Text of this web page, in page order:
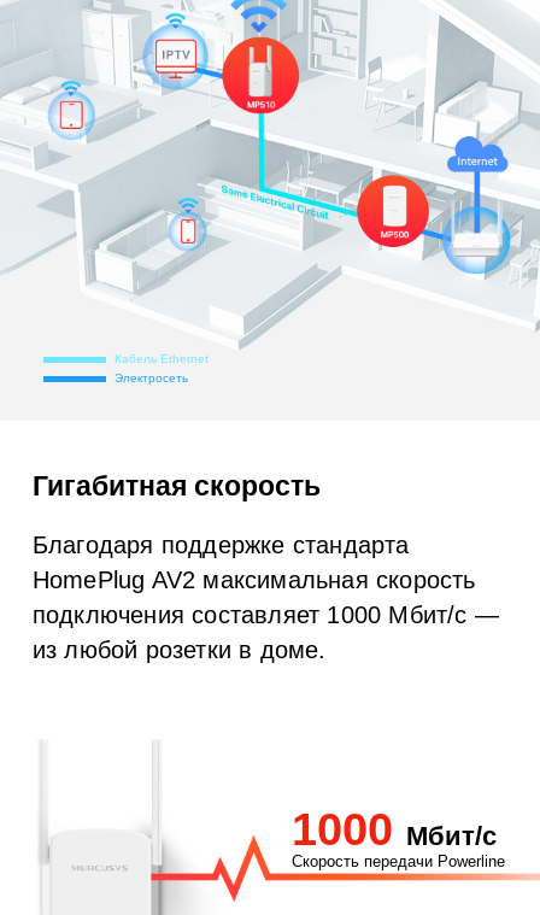
Кабель Ethernet
Электросеть
1000 Мбит/с
Скорость передачи Powerline
Гигабитная скорость
Благодаря поддержке стандарта
HomePlug AV2 максимальная скорость
подключения составляет 1000 Мбит/с —
из любой розетки в доме.